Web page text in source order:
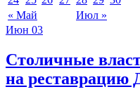
« Май Июл »
Июн 03
Столичные
на реставрацию